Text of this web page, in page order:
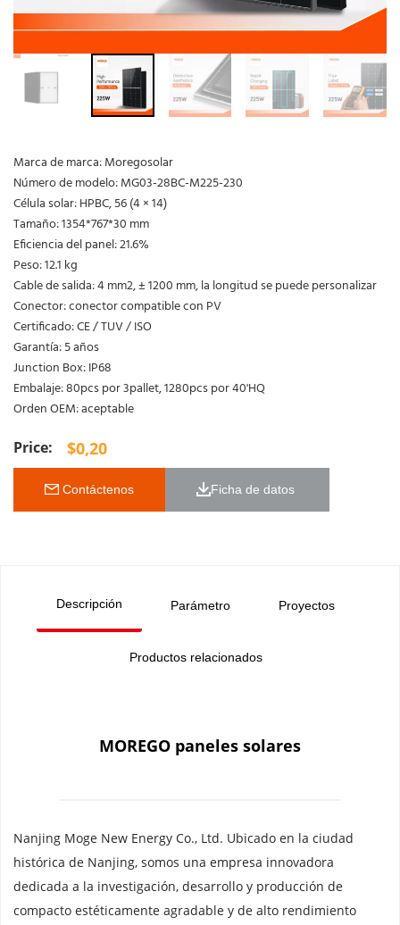
Marca de marca: Moregosolar
Número de modelo: MG03-28BC-M225-230
Célula solar: HPBC, 56 (4 × 14)
Tamaño: 1354*767*30 mm
Eficiencia del panel: 21.6%
Peso: 12.1 kg
Cable de salida: 4 mm2, ± 1200 mm, la longitud se puede personalizar
Conector: conector compatible con PV
Certificado: CE / TUV / ISO
Garantía: 5 años
Junction Box: IP68
Embalaje: 80pcs por 3pallet, 1280pcs por 40'HQ
Orden OEM: aceptable
$0,20
Contáctenos Ficha de datos
Descripción Parámetro Proyectos
Productos relacionados
MOREGO paneles solares
Nanjing Moge New Energy Co., Ltd. Ubicado en la ciudad
histórica de Nanjing, somos una empresa innovadora
dedicada a la investigación, desarrollo y producción de
compacto estéticamente agradable y de alto rendimiento